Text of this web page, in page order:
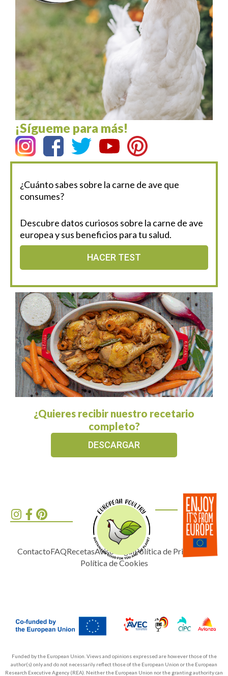
¡Sígueme para más!
¿Cuánto sabes sobre la carne de ave que
consumes?
Descubre datos curiosos sobre la carne de ave
europea y sus beneficios para tu salud.
HACER TEST
¿Quieres recibir nuestro recetario
completo?
DESCARGAR
ContactoFAQRecetasAviso LegalPolítica de Privacidad
Política de Cookies
Funded by the European Union. Views and opinions expressed are however those of the
author(s) only and do not necessarily reflect those of the European Union or the European
Research Executive Agency (REA). Neither the European Union nor the granting authority can